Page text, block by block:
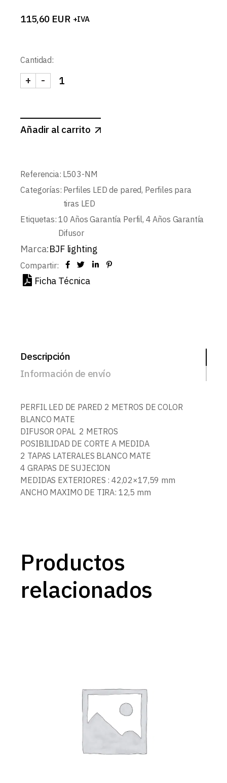
115,60 EUR +IVA
Cantidad:
KIT PERFIL DE PARED XL L503+DIFUSOR
-
+
Añadir al carrito
Referencia: L503-NM
Categorías: Perfiles LED de pared, Perfiles para
tiras LED
Etiquetas: 10 Años Garantía Perfil, 4 Años Garantía
Difusor
Marca:BJF lighting
Compartir:
Ficha Técnica
Descripción
Información de envío
PERFIL LED DE PARED 2 METROS DE COLOR
BLANCO MATE
DIFUSOR OPAL 2 METROS
POSIBILIDAD DE CORTE A MEDIDA
2 TAPAS LATERALES BLANCO MATE
4 GRAPAS DE SUJECION
MEDIDAS EXTERIORES : 42,02×17,59 mm
ANCHO MAXIMO DE TIRA: 12,5 mm
Productos
relacionados